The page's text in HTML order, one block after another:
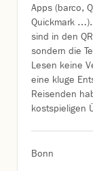
Apps (barco,
Quickmark …).
sind in den
sondern die
Lesen keine
eine kluge
Reisenden
kostspieligen
Bonn